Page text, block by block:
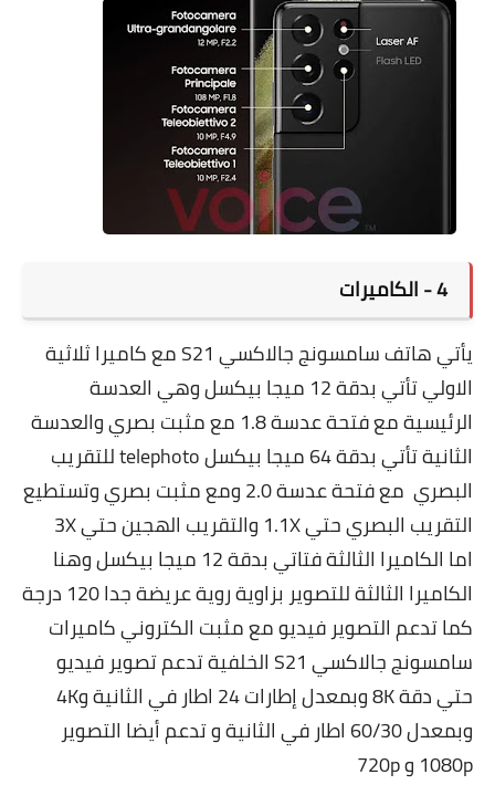
4 - الكاميرات
يأتي هاتف سامسونج جالاكسي S21 مع كاميرا ثلاثية
الاولي تأتي بدقة 12 ميجا بيكسل وهي العدسة
الرئيسية مع فتحة عدسة 1.8 مع مثبت بصري والعدسة
الثانية تأتي بدقة 64 ميجا بيكسل telephoto للتقريب
البصري مع فتحة عدسة 2.0 ومع مثبت بصري وتستطيع
اما الكاميرا الثالثة فتاتي بدقة 12 ميجا بيكسل وهنا
الكاميرا الثالثة للتصوير بزاوية روية عريضة جدا 120 درجة
كما تدعم التصوير فيديو مع مثبت الكتروني كاميرات
سامسونج جالاكسي S21 الخلفية تدعم تصوير فيديو
حتي دقة 8K وبمعدل إطارات 24 اطار في الثانية و4K
وبمعدل 60/30 اطار في الثانية و تدعم أيضا التصوير
1080p و 720p